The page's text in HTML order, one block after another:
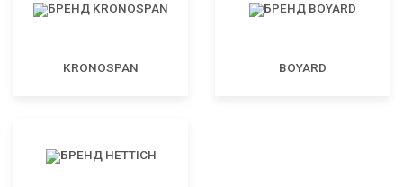
KRONOSPAN BOYARD